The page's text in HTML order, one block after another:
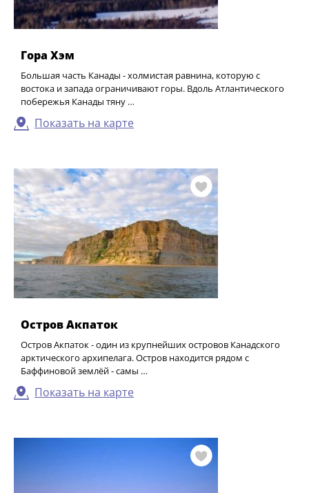
Гора Хэм
Большая часть Канады - холмистая равнина, которую с
востока и запада ограничивают горы. Вдоль Атлантического
побережья Канады тяну …
Показать на карте
Остров Акпаток
Остров Акпаток - один из крупнейших островов Канадского
арктического архипелага. Остров находится рядом с
Баффиновой землёй - самы …
Показать на карте